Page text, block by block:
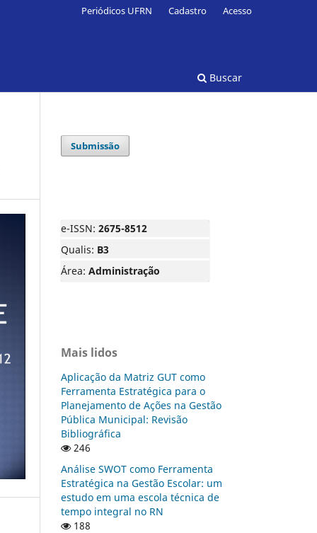
Buscar
Periódicos UFRN Cadastro Acesso
Submissão
e-ISSN: 2675-8512
Qualis: B3
Área: Administração
Mais lidos
Aplicação da Matriz GUT como
Ferramenta Estratégica para o
Planejamento de Ações na Gestão
Pública Municipal: Revisão
Bibliográfica
246
Análise SWOT como Ferramenta
Estratégica na Gestão Escolar: um
estudo em uma escola técnica de
tempo integral no RN
188